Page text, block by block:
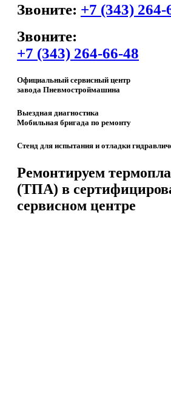
Звоните: +7 (343) 264-
Звоните:
+7 (343) 264-66-48
Официальный сервисный центр
завода Пневмостроймашина
Выездная диагностика
Мобильная бригада по ремонту
Стенд для испытания и отладки
Ремонтируем
(ТПА) в
сервисном центре